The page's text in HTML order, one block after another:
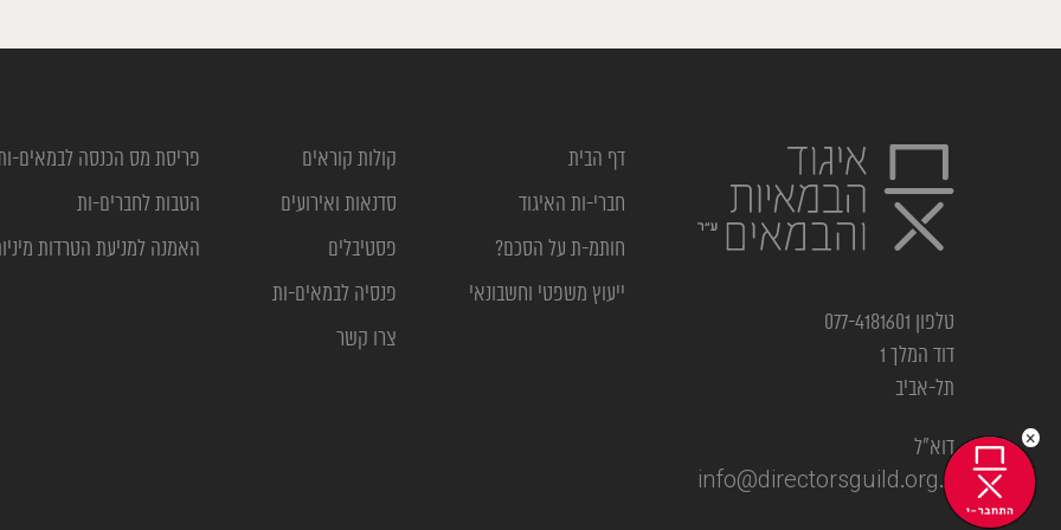
טלפון 077-4181601
דוד המלך 1
תל-אביב
דוא”ל
info@directorsguild.org.il
דף הבית
חברי-ות האיגוד
חותמ-ת על הסכם?
ייעוץ משפטי וחשבונאי
קולות קוראים
סדנאות ואירועים
פסטיבלים
פנסיה לבמאים-ות
צרו קשר
פריסת מס הכנסה לבמאים-
הטבות לחברים-ות
האמנה למניעת הטרדות
×